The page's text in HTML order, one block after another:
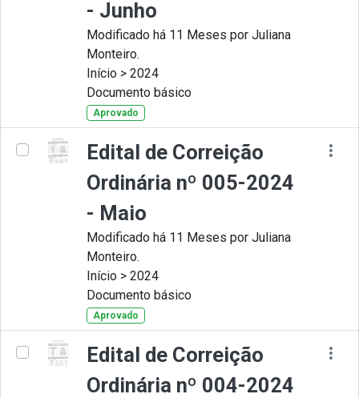
- Junho
Modificado há 11 Meses por Juliana
Monteiro.
Início > 2024
Documento básico
Aprovado
Edital de Correição
Ordinária nº 005-2024
- Maio
Modificado há 11 Meses por Juliana
Monteiro.
Início > 2024
Documento básico
Aprovado
Edital de Correição
Ordinária nº 004-2024